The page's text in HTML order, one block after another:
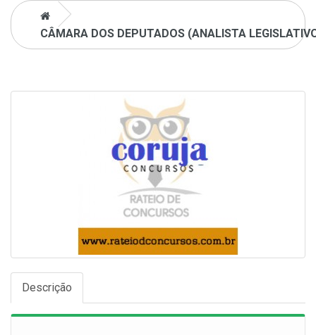
CÂMARA DOS DEPUTADOS (ANALISTA
Descrição